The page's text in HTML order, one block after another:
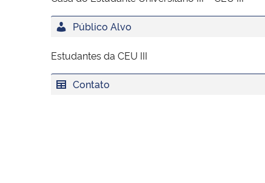
Público Alvo
Estudantes da CEU III
Contato